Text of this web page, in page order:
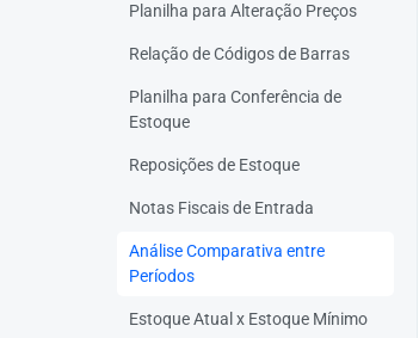
Planilha para Alteração Preços
Relação de Códigos de Barras
Planilha para Conferência de
Estoque
Reposições de Estoque
Notas Fiscais de Entrada
Análise Comparativa entre
Períodos
Estoque Atual x Estoque Mínimo